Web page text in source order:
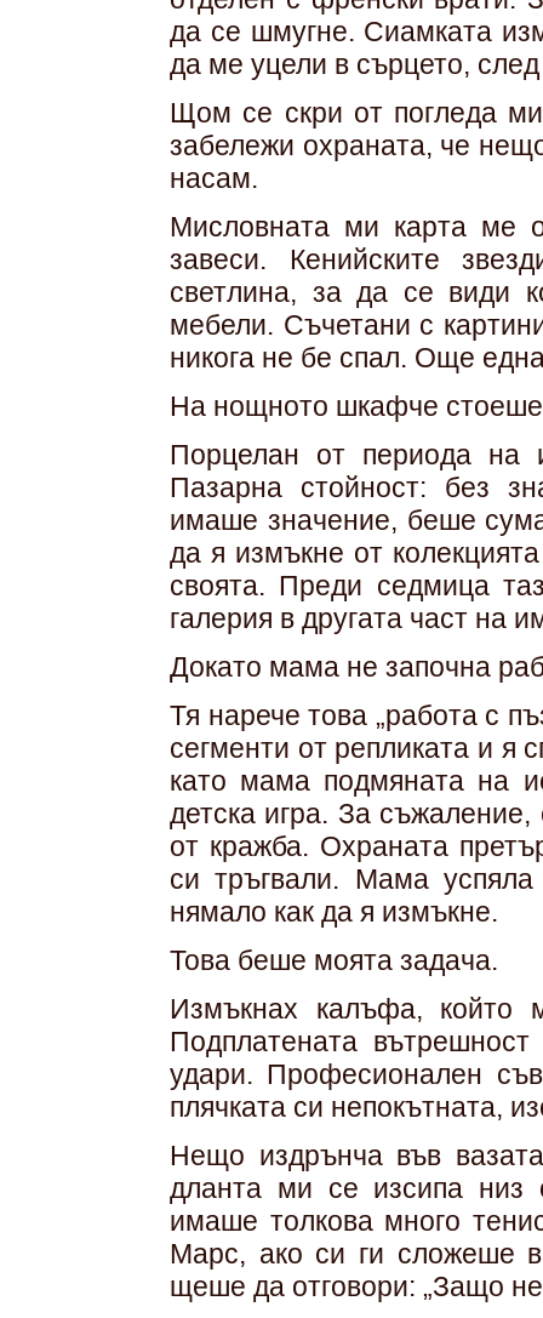
да се шмугне. Сиамката
да ме уцели в сърцето,
Щом се скри от погледа
забележи охраната, че
насам.
Мисловната ми карта ме
завеси. Кенийските
светлина, за да се види
мебели. Съчетани с
никога не бе спал. Още
На нощното шкафче
Порцелан от периода на
Пазарна стойност: без
имаше значение, беше
да я измъкне от
своята. Преди седмица
галерия в другата част на
Докато мама не започна
Тя нарече това „работа с
сегменти от репликата и я
като мама подмяната на
детска игра. За
от кражба. Охраната
си тръгвали. Мама
нямало как да я измъкне.
Това беше моята задача.
Измъкнах калъфа, който
Подплатената
удари. Професионален
плячката си непокътната,
Нещо издрънча във
дланта ми се изсипа
имаше толкова много
Марс, ако си ги сложеше
щеше да отговори: „Защо